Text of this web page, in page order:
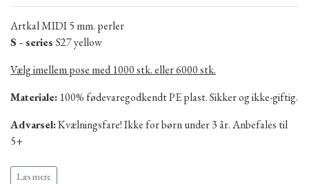
Artkal MIDI 5 mm. perler
S - series S27 yellow
Vælg imellem pose med 1000 stk. eller 6000 stk.
Materiale: 100% fødevaregodkendt PE plast. Sikker og ikke-giftig.
Advarsel:Kvælningsfare! Ikke for børn under 3 år. Anbefales til
5+
Produceret i Kina.
Læs mere